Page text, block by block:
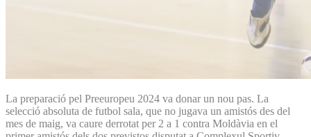
La preparació pel Preeuropeu 2024 va donar un nou pas. La
selecció absoluta de futbol sala, que no jugava un amistós des del
mes de maig, va caure derrotat per 2 a 1 contra Moldàvia en el